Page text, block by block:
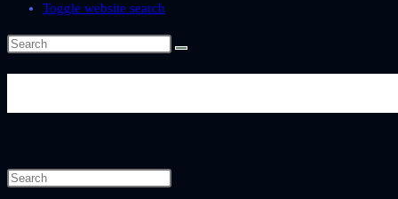
Toggle website search